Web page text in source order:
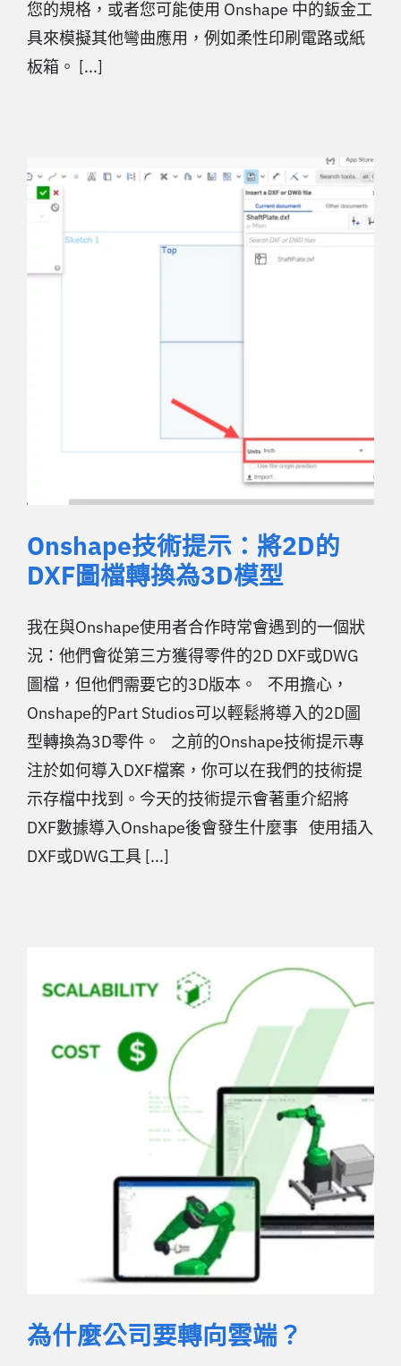
您的規格，或者您可能使用 Onshape 中的鈑金工
具來模擬其他彎曲應用，例如柔性印刷電路或紙
板箱。 [...]
Onshape技術提示：將2D的
DXF圖檔轉換為3D模型
我在與Onshape使用者合作時常會遇到的一個狀
況：他們會從第三方獲得零件的2D DXF或DWG
圖檔，但他們需要它的3D版本。 不用擔心，
Onshape的Part Studios可以輕鬆將導入的2D圖
型轉換為3D零件。 之前的Onshape技術提示專
注於如何導入DXF檔案，你可以在我們的技術提
示存檔中找到。今天的技術提示會著重介紹將
DXF數據導入Onshape後會發生什麼事 使用插入
DXF或DWG工具 [...]
為什麼公司要轉向雲端？